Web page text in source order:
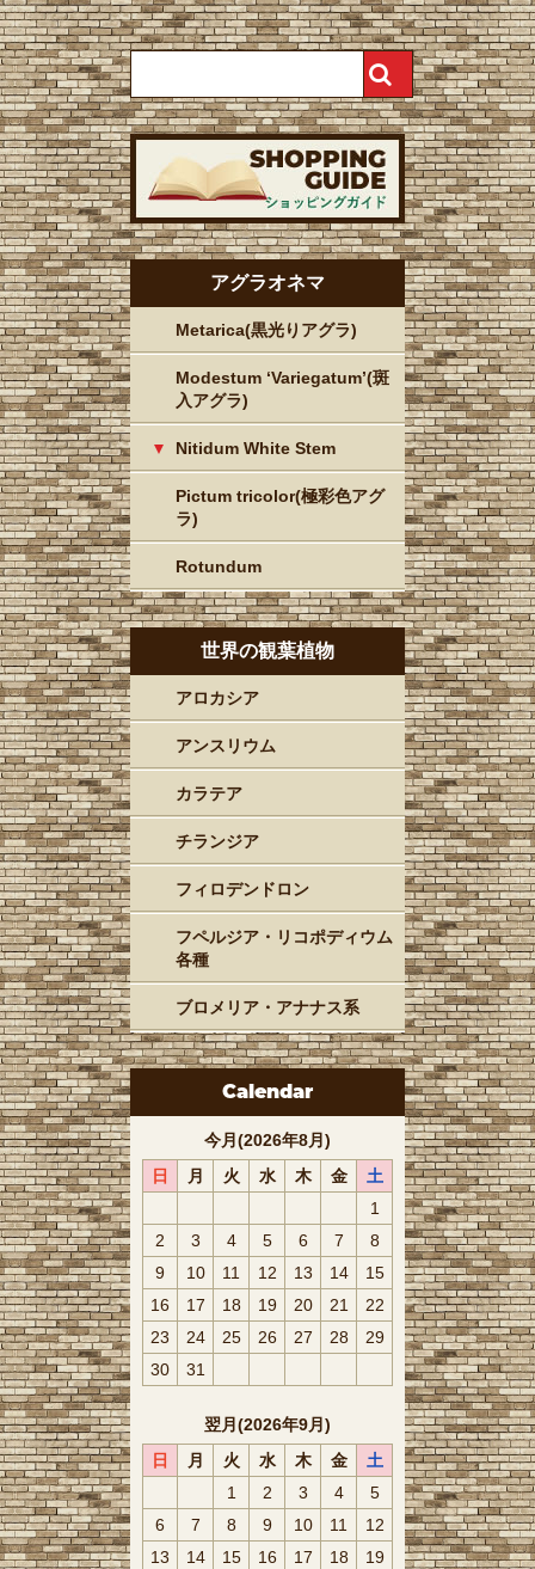
アグラオネマ
Metarica(黒光りアグラ)
Modestum ‘Variegatum’(斑
入アグラ)
Nitidum White Stem
Pictum tricolor(極彩色アグ
ラ)
Rotundum
世界の観葉植物
アロカシア
アンスリウム
カラテア
チランジア
フィロデンドロン
フペルジア・リコポディウム
各種
ブロメリア・アナナス系
Calendar
今月(2026年8月)
日
月 火 水 木 金
土
1
2
3 4 5 6 7
8
9
10 11 12 13 14
15
16
17 18 19 20 21
22
23
24 25 26 27 28
29
30
31
翌月(2026年9月)
日
月 火 水 木 金
土
1
2 3 4
5
6
7 8 9 10 11
12
13
14 15 16 17 18 19